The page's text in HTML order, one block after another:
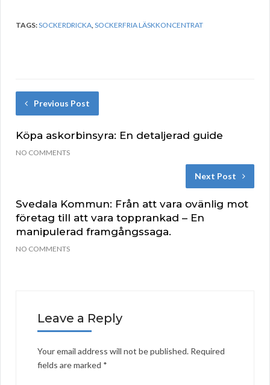
TAGS:SOCKERDRICKA,SOCKERFRIA LÄSKKONCENTRAT
Previous Post
Köpa askorbinsyra: En detaljerad guide
NO COMMENTS
Next Post
Svedala Kommun: Från att vara ovänlig mot
företag till att vara topprankad – En
manipulerad framgångssaga.
NO COMMENTS
Leave a Reply
Your email address will not be published. Required
fields are marked *